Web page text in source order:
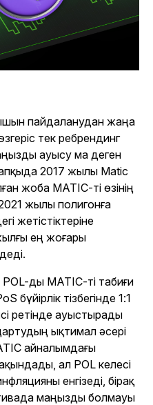
пайдаланудан жаңа
тек ребрендинг
ауысу ма деген
2017 жылы Matic
жоба MATIC-ті өзінің
2021 жылы полигонға
жетістіктеріне
ең жоғары
ды MATIC-ті табиғи
бүйірлік тізбегінде 1:1
ретінде ауыстырады
ықтимал әсері
айналымдағы
ал POL келесі
енгізеді, бірақ
маңызды болмауы